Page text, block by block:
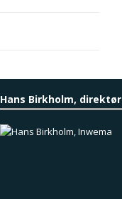
Hans Birkholm, direktør